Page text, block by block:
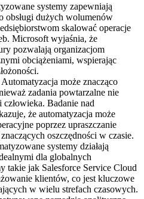
systemy zapewniają
obsługi dużych wolumenów
skalować operacje
Microsoft wyjaśnia, że
pozwalają organizacjom
obciążeniami, wspierając
Automatyzacja może znacząco
zadania powtarzalne nie
Badanie nad
że automatyzacja może
poprzez upraszczanie
oszczędności w czasie.
systemy działają
dla globalnych
takie jak Salesforce Service Cloud
klientów, co jest kluczowe
w wielu strefach czasowych.